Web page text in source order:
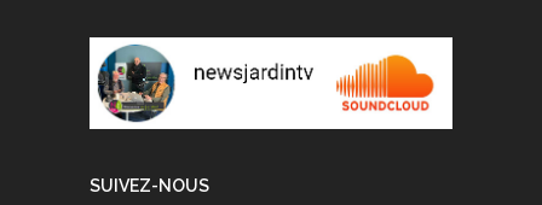
SUIVEZ-NOUS